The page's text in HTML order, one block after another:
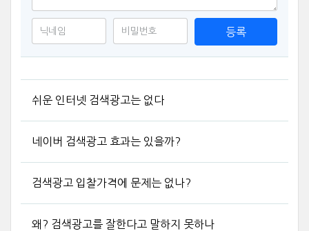
등록
쉬운 인터넷 검색광고는 없다
네이버 검색광고 효과는 있을까?
검색광고 입찰가격에 문제는 없나?
왜? 검색광고를 잘한다고 말하지 못하나